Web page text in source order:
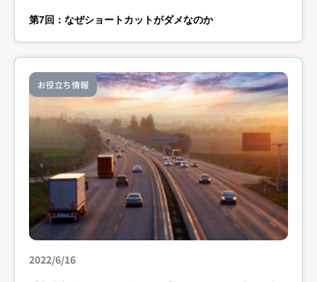
第7回：なぜショートカットがダメなのか
お役立ち情報
2022/6/16